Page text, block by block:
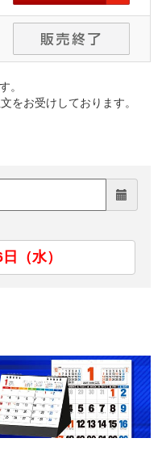
。
をお受けしております。
（水）